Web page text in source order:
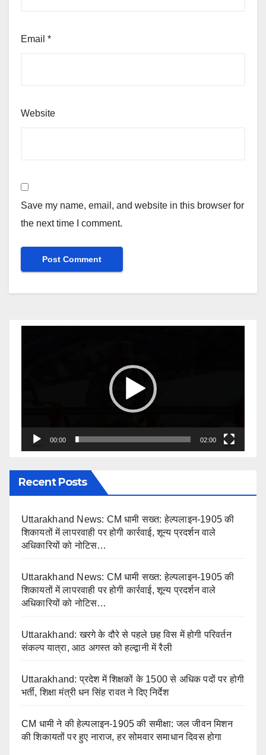
Email *
Website
Save my name, email, and website in this browser for
the next time I comment.
00:00 02:00
Recent Posts
Uttarakhand News: CM धामी सख्त: हेल्पलाइन-1905 की
शिकायतों में लापरवाही पर होगी कार्रवाई, शून्य प्रदर्शन वाले
अधिकारियों को नोटिस…
Uttarakhand News: CM धामी सख्त: हेल्पलाइन-1905 की
शिकायतों में लापरवाही पर होगी कार्रवाई, शून्य प्रदर्शन वाले
अधिकारियों को नोटिस…
Uttarakhand: खरगे के दौरे से पहले छह विस में होगी परिवर्तन
संकल्प यात्रा, आठ अगस्त को हल्द्वानी में रैली
Uttarakhand: प्रदेश में शिक्षकों के 1500 से अधिक पदों पर होगी
भर्ती, शिक्षा मंत्री धन सिंह रावत ने दिए निर्देश
CM धामी ने की हेल्पलाइन-1905 की समीक्षा: जल जीवन मिशन
की शिकायतों पर हुए नाराज, हर सोमवार समाधान दिवस होगा